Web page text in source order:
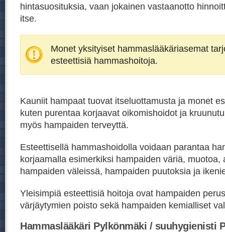
hintasuosituksia, vaan jokainen vastaanotto
itse.
Monet yksityiset hammaslääkäriasemat
esteettisiä hammashoitoja.
Kauniit hampaat tuovat itseluottamusta ja monet
kuten purentaa korjaavat oikomishoidot ja
myös hampaiden terveyttä.
Esteettisellä hammashoidolla voidaan parantaa
korjaamalla esimerkiksi hampaiden väriä, muotoa,
hampaiden väleissä, hampaiden puutoksia ja
Yleisimpiä esteettisiä hoitoja ovat hampaiden
värjäytymien poisto sekä hampaiden kemialliset
Hammaslääkäri Pylkönmäki / suuhygienisti